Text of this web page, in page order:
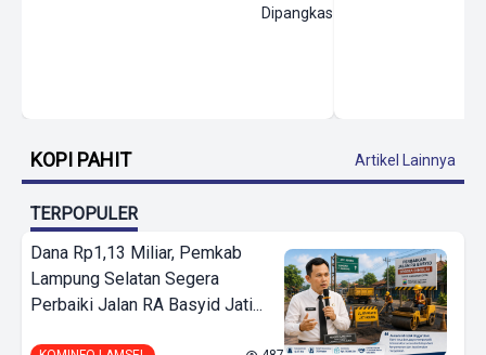
Dipangkas
KOPI PAHIT Artikel Lainnya
TERPOPULER
Dana Rp1,13 Miliar, Pemkab
Lampung Selatan Segera
Perbaiki Jalan RA Basyid Jati...